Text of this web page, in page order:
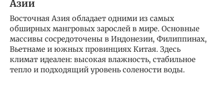
Азии
Восточная Азия обладает одними из самых
обширных мангровых зарослей в мире. Основные
массивы сосредоточены в Индонезии, Филиппинах,
Вьетнаме и южных провинциях Китая. Здесь
климат идеален: высокая влажность, стабильное
тепло и подходящий уровень солености воды.